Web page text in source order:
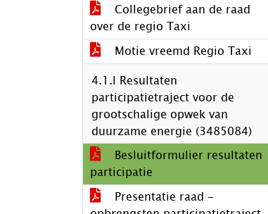
Collegebrief aan de raad
over de regio Taxi
Motie vreemd Regio Taxi
4.1.l Resultaten
participatietraject voor de
grootschalige opwek van
duurzame energie (3485084)
Besluitformulier resultaten
participatie
Presentatie raad -